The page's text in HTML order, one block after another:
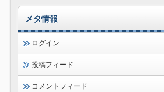
メタ情報
ログイン
投稿フィード
コメントフィード